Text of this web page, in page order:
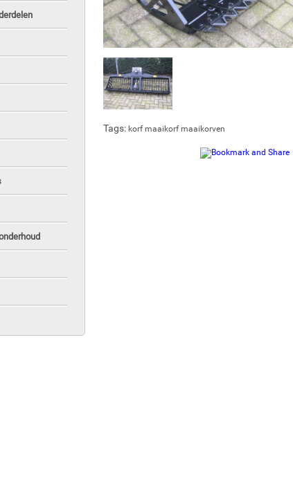
Tags: korf maaikorf maaikorven